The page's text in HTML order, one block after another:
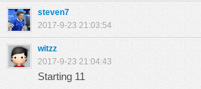
steven7
2017-9-23 21:03:54
witzz
2017-9-23 21:04:43
Starting 11